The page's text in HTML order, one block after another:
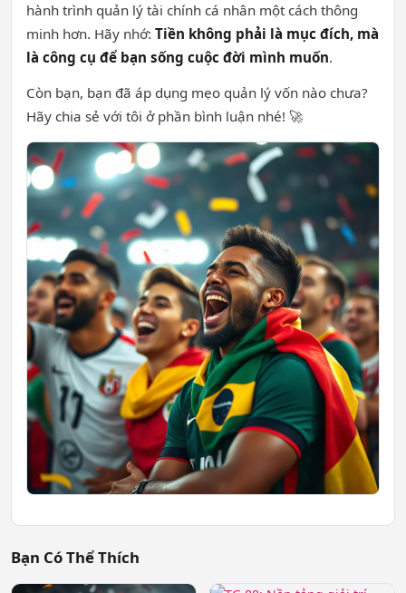
hành trình quản lý tài chính cá nhân một cách thông
minh hơn. Hãy nhớ: Tiền không phải là mục đích, mà
là công cụ để bạn sống cuộc đời mình muốn.
Còn bạn, bạn đã áp dụng mẹo quản lý vốn nào chưa?
Hãy chia sẻ với tôi ở phần bình luận nhé! 🚀
Bạn Có Thể Thích